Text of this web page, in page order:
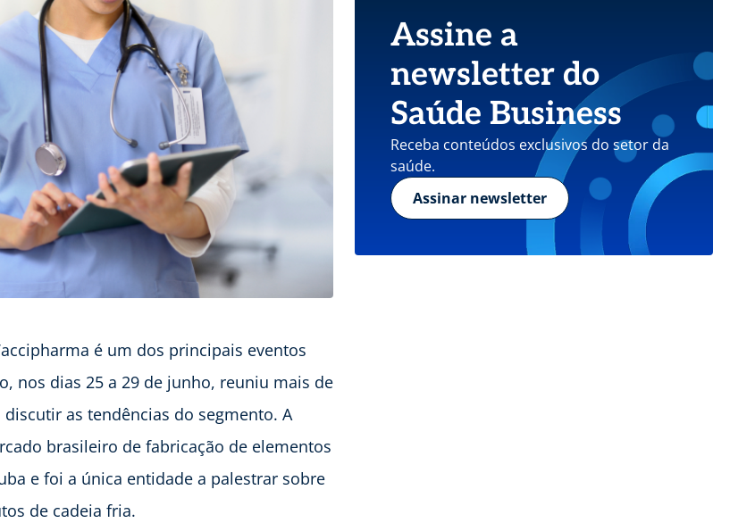
é um dos principais eventos
nos dias 25 a 29 de junho, reuniu mais de
as tendências do segmento. A
brasileiro de fabricação de elementos
e foi a única entidade a palestrar sobre
de cadeia fria.
Assine a
newsletter do
Saúde Business
Receba conteúdos exclusivos do setor da
saúde.
Assinar newsletter